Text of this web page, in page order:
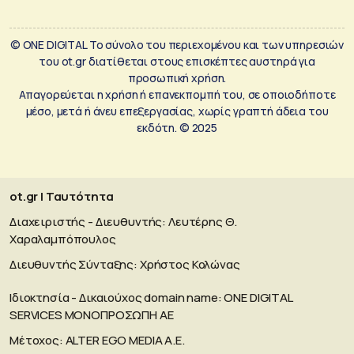
© ONE DIGITAL Το σύνολο του περιεχομένου και των υπηρεσιών
του ot.gr διατίθεται στους επισκέπτες αυστηρά για
προσωπική χρήση.
Απαγορεύεται η χρήση ή επανεκπομπή του, σε οποιοδήποτε
μέσο, μετά ή άνευ επεξεργασίας, χωρίς γραπτή άδεια του
εκδότη. © 2025
ot.gr | Ταυτότητα
Διαχειριστής - Διευθυντής: Λευτέρης Θ.
Χαραλαμπόπουλος
Διευθυντής Σύνταξης: Χρήστος Κολώνας
Ιδιοκτησία - Δικαιούχος domain name: ΟΝΕ DIGITAL
SERVICES MONOΠΡΟΣΩΠΗ ΑΕ
Μέτοχος: ALTER EGO MEDIA A.E.